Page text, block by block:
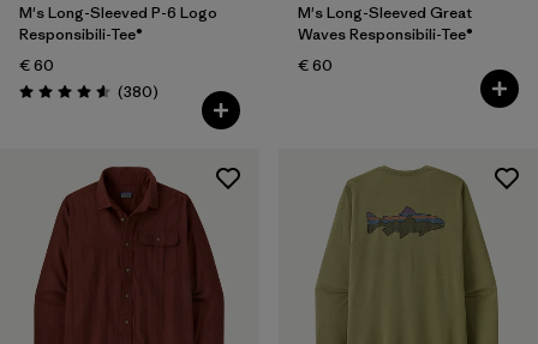
Filtrar por
Price
Filtrar por
Features
M's Long-Sleeved P-6 Logo
Responsibili-Tee®
€ 60
Puntuación: 4.6 / 5
(380Reseñas
)
M's Long-Sleeved Great
Waves Responsibili-Tee®
€ 60